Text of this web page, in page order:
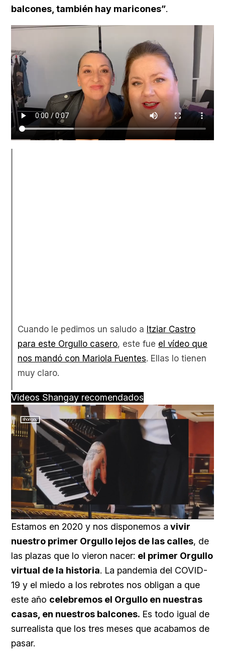
balcones, también hay maricones”.
Cuando le pedimos un saludo a Itziar Castro
para este Orgullo casero, este fue el vídeo que
nos mandó con Mariola Fuentes. Ellas lo tienen
muy claro.
Videos Shangay recomendados
Unmute Loaded
59.22%
Estamos en 2020 y nos disponemos a vivir
nuestro primer Orgullo lejos de las calles, de
las plazas que lo vieron nacer: el primer Orgullo
virtual de la historia. La pandemia del COVID-
19 y el miedo a los rebrotes nos obligan a que
este año celebremos el Orgullo en nuestras
casas, en nuestros balcones. Es todo igual de
surrealista que los tres meses que acabamos de
pasar.